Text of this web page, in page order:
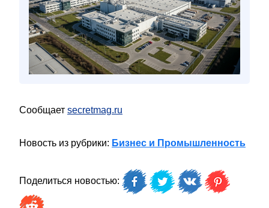
Сообщает secretmag.ru
Новость из рубрики: Бизнес и Промышленность
Поделиться новостью: